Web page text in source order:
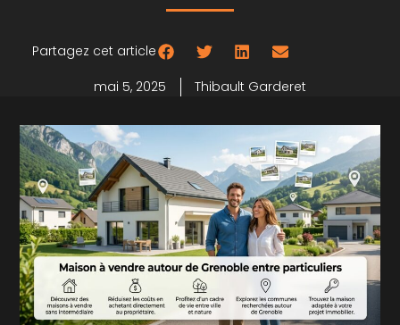
Partagez cet article
mai 5, 2025
Thibault Garderet